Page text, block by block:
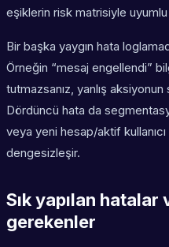
eşiklerin risk matrisiyle
Bir başka yaygın hata
Örneğin “mesaj engellendi”
tutmazsanız, yanlış aksiyonun
Dördüncü hata da
veya yeni hesap/aktif kullanıcı
dengesizleşir.
Sık yapılan hatalar
gerekenler